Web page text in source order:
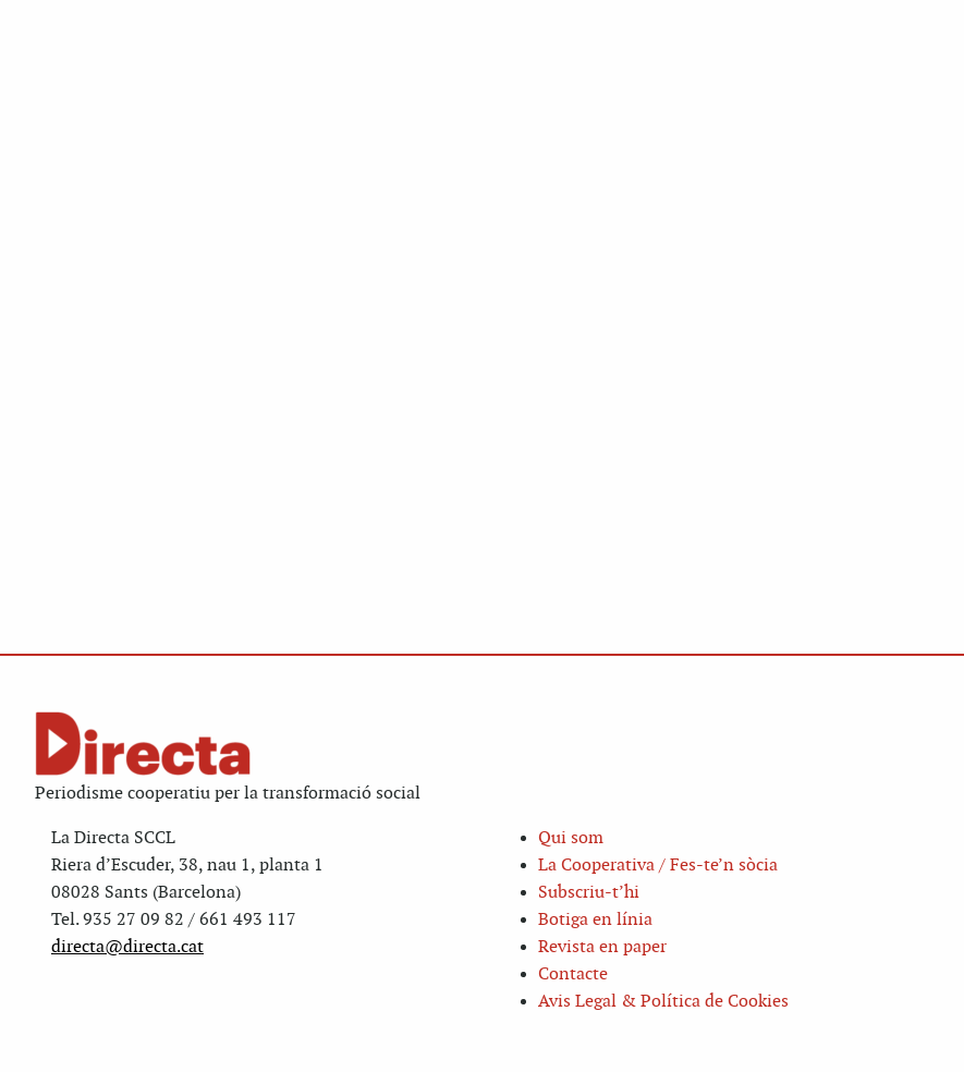
Periodisme cooperatiu per la transformació social
La Directa SCCL
Riera d’Escuder, 38, nau 1, planta 1
08028 Sants (Barcelona)
Tel. 935 27 09 82 / 661 493 117
directa@directa.cat
Qui som
La Cooperativa / Fes-te’n sòcia
Subscriu-t’hi
Botiga en línia
Revista en paper
Contacte
Avis Legal & Política de Cookies